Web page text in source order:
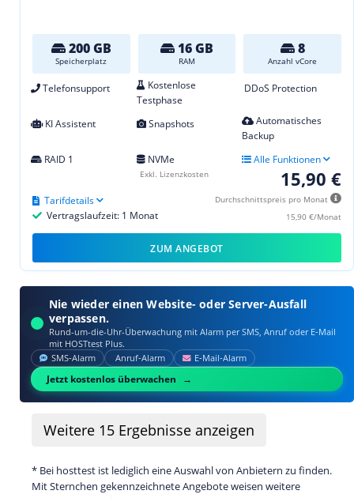
200 GB
Speicherplatz
16 GB
RAM
8
Anzahl vCore
Telefonsupport
Kostenlose
Testphase
DDoS Protection
KI Assistent Snapshots
Automatisches
Backup
RAID 1
NVMe Alle Funktionen
15,90 €
Durchschnittspreis pro Monat
15,90 €/Monat
Vertragslaufzeit: 1 Monat
Tarifdetails
Exkl. Lizenzkosten
ZUM ANGEBOT
Nie wieder einen Website- oder Server-Ausfall
verpassen.
Rund-um-die-Uhr-Überwachung mit Alarm per SMS, Anruf oder E‑Mail
mit HOSTtest Plus.
SMS‑Alarm Anruf‑Alarm E‑Mail‑Alarm
Jetzt kostenlos überwachen
Weitere 15 Ergebnisse anzeigen
* Bei hosttest ist lediglich eine Auswahl von Anbietern zu finden.
Mit Sternchen gekennzeichnete Angebote weisen weitere